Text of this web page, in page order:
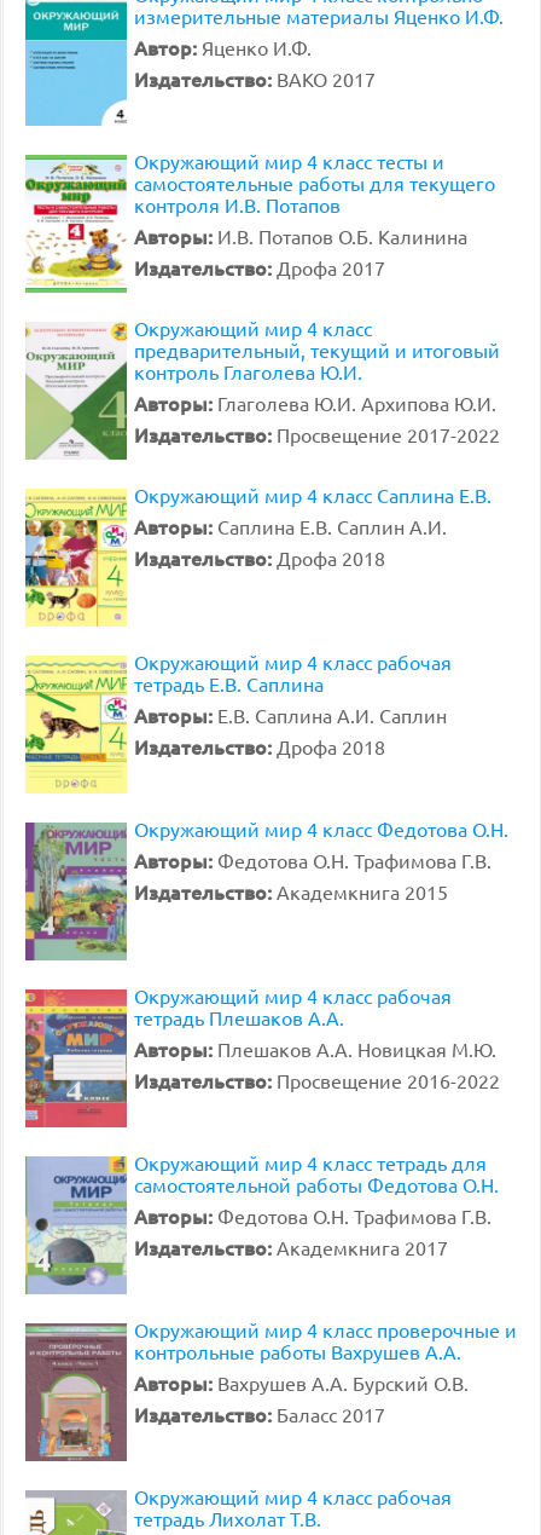
измерительные материалы Яценко И.Ф.
Автор: Яценко И.Ф.
Издательство: ВАКО 2017
Окружающий мир 4 класс тесты и
самостоятельные работы для текущего
контроля И.В. Потапов
Авторы: И.В. Потапов О.Б. Калинина
Издательство: Дрофа 2017
Окружающий мир 4 класс
предварительный, текущий и итоговый
контроль Глаголева Ю.И.
Авторы: Глаголева Ю.И. Архипова Ю.И.
Издательство: Просвещение 2017-2022
Окружающий мир 4 класс Саплина Е.В.
Авторы: Саплина Е.В. Саплин А.И.
Издательство: Дрофа 2018
Окружающий мир 4 класс рабочая
тетрадь Е.В. Саплина
Авторы: Е.В. Саплина А.И. Саплин
Издательство: Дрофа 2018
Окружающий мир 4 класс Федотова О.Н.
Авторы: Федотова О.Н. Трафимова Г.В.
Издательство: Академкнига 2015
Окружающий мир 4 класс рабочая
тетрадь Плешаков А.А.
Авторы: Плешаков А.А. Новицкая М.Ю.
Издательство: Просвещение 2016-2022
Окружающий мир 4 класс тетрадь для
самостоятельной работы Федотова О.Н.
Авторы: Федотова О.Н. Трафимова Г.В.
Издательство: Академкнига 2017
Окружающий мир 4 класс проверочные и
контрольные работы Вахрушев А.А.
Авторы: Вахрушев А.А. Бурский О.В.
Издательство: Баласс 2017
Окружающий мир 4 класс рабочая
тетрадь Лихолат Т.В.